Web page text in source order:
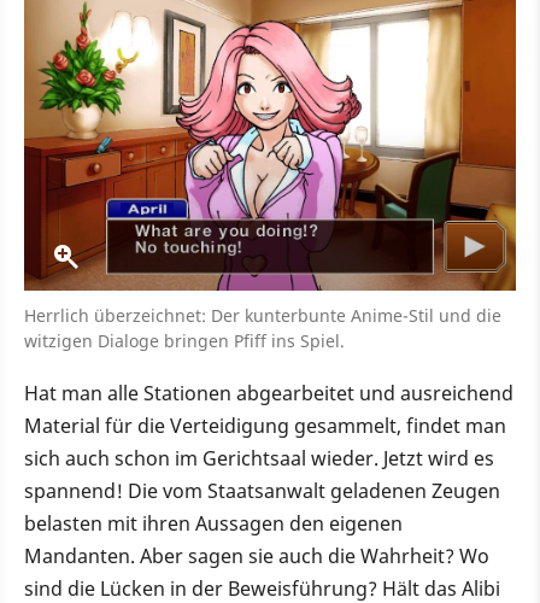
Herrlich überzeichnet: Der kunterbunte Anime-Stil und die
witzigen Dialoge bringen Pfiff ins Spiel.
Hat man alle Stationen abgearbeitet und ausreichend
Material für die Verteidigung gesammelt, findet man
sich auch schon im Gerichtsaal wieder. Jetzt wird es
spannend! Die vom Staatsanwalt geladenen Zeugen
belasten mit ihren Aussagen den eigenen
Mandanten. Aber sagen sie auch die Wahrheit? Wo
sind die Lücken in der Beweisführung? Hält das Alibi